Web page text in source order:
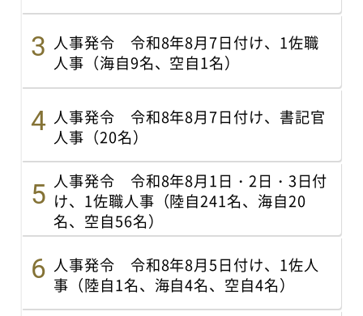
人事発令 令和8年8月7日付け、1佐職
人事（海自9名、空自1名）
人事発令 令和8年8月7日付け、書記官
人事（20名）
人事発令 令和8年8月1日・2日・3日付
け、1佐職人事（陸自241名、海自20
名、空自56名）
人事発令 令和8年8月5日付け、1佐人
事（陸自1名、海自4名、空自4名）